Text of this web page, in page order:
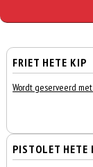
FRIET HETE KIP
Wordt geserveerd
PISTOLET HETE